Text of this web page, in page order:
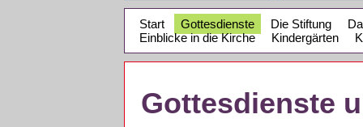
Start Gottesdienste Die Stiftung
Einblicke in die Kirche
Kindergärten
Gottesdienste